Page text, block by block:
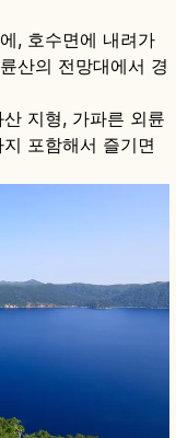
, 호수면에 내려가
산의 전망대에서 경
지형, 가파른 외륜
포함해서 즐기면